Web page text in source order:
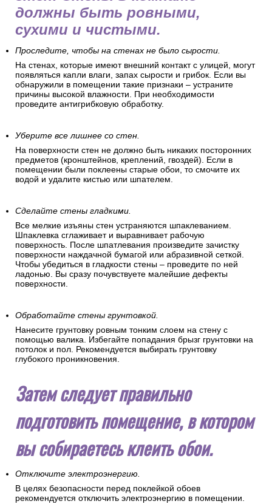
должны быть ровными,
сухими и чистыми.
Проследите, чтобы на стенах не было сырости.
На стенах, которые имеют внешний контакт с улицей, могут
появляться капли влаги, запах сырости и грибок. Если вы
обнаружили в помещении такие признаки – устраните
причины высокой влажности. При необходимости
проведите антигрибковую обработку.
Уберите все лишнее со стен.
На поверхности стен не должно быть никаких посторонних
предметов (кронштейнов, креплений, гвоздей). Если в
помещении были поклеены старые обои, то смочите их
водой и удалите кистью или шпателем.
Сделайте стены гладкими.
Все мелкие изъяны стен устраняются шпаклеванием.
Шпаклевка сглаживает и выравнивает рабочую
поверхность. После шпатлевания произведите зачистку
поверхности наждачной бумагой или абразивной сеткой.
Чтобы убедиться в гладкости стены – проведите по ней
ладонью. Вы сразу почувствуете малейшие дефекты
поверхности.
Обработайте стены грунтовкой.
Нанесите грунтовку ровным тонким слоем на стену с
помощью валика. Избегайте попадания брызг грунтовки на
потолок и пол. Рекомендуется выбирать грунтовку
глубокого проникновения.
Затем следует правильно
подготовить помещение, в котором
вы собираетесь клеить обои.
Отключите электроэнергию.
В целях безопасности перед поклейкой обоев
рекомендуется отключить электроэнергию в помещении.